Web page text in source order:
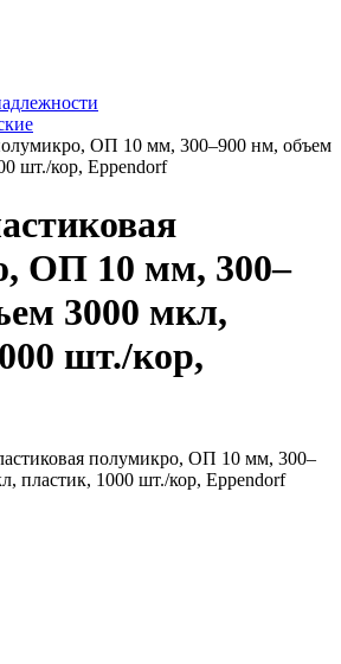
ОП 10 мм, 300–900 нм, объем
шт./кор, Eppendorf
ОП 10 мм, 300–
3000 мкл,
шт./кор,